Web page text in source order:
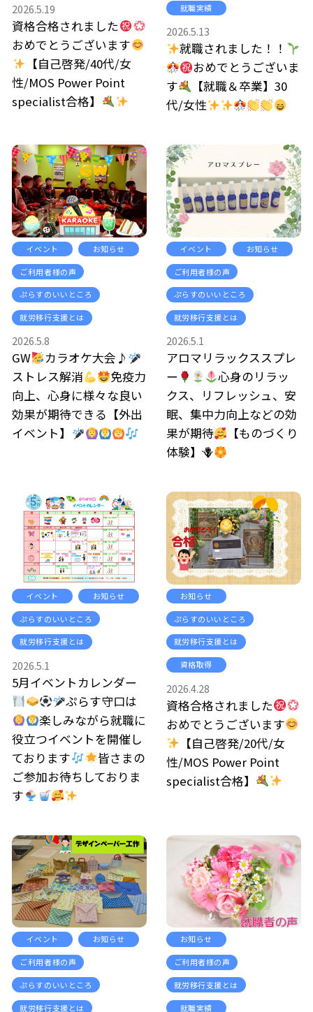
2026.5.19
資格合格されました
おめでとうございます
【自己啓発/40代/女
性/MOS Power Point
specialist合格】
就職実績
2026.5.13
就職されました！！
おめでとうございま
す
【就職＆卒業】30
代/女性
イベント お知らせ
ご利用者様の声
ぷらすのいいところ
就労移行支援とは
2026.5.8
GW
カラオケ大会♪
ストレス解消
免疫力
向上、心身に様々な良い
効果が期待できる【外出
イベント】
イベント お知らせ
ご利用者様の声
ぷらすのいいところ
就労移行支援とは
2026.5.1
アロマリラックススプレ
ー
心身のリラッ
クス、リフレッシュ、安
眠、集中力向上などの効
果が期待
【ものづくり
体験】🪻
イベント お知らせ
ぷらすのいいところ
就労移行支援とは
2026.5.1
5月イベントカレンダー
ぷらす守口は
楽しみながら就職に
役立つイベントを開催し
ております
皆さまの
ご参加お待ちしておりま
す
お知らせ
ぷらすのいいところ
就労移行支援とは
資格取得
2026.4.28
資格合格されました
おめでとうございます
【自己啓発/20代/女
性/MOS Power Point
specialist合格】
イベント お知らせ
ご利用者様の声
ぷらすのいいところ
就労移行支援とは
お知らせ
ご利用者様の声
就労移行支援とは
就職実績